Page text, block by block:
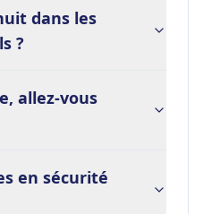
dans les
?
allez-vous
en sécurité